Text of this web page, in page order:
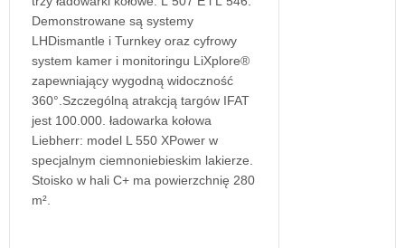
Demonstrowane są systemy
LHDismantle i Turnkey oraz cyfrowy
system kamer i monitoringu LiXplore®
zapewniający wygodną widoczność
360°.Szczególną atrakcją targów IFAT
jest 100.000. ładowarka kołowa
Liebherr: model L 550 XPower w
specjalnym ciemnoniebieskim lakierze.
Stoisko w hali C+ ma powierzchnię 280
m².